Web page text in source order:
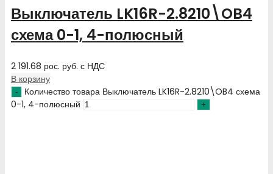
Выключатель LK16R-2.8210\OB4
схема 0-1, 4-полюсный
2 191.68 рос. руб. с НДС
В корзину
Количество товара Выключатель LK16R-2.8210\OB4 схема
0-1, 4-полюсный